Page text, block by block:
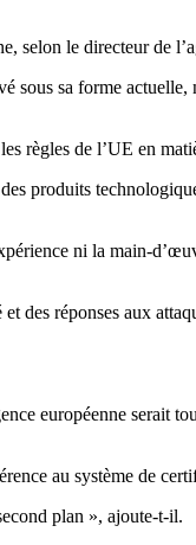
selon le directeur de
sous sa forme
règles de l’UE en
produits
ni la main-
des réponses aux
européenne serait
au système de
plan », ajoute-t-il.